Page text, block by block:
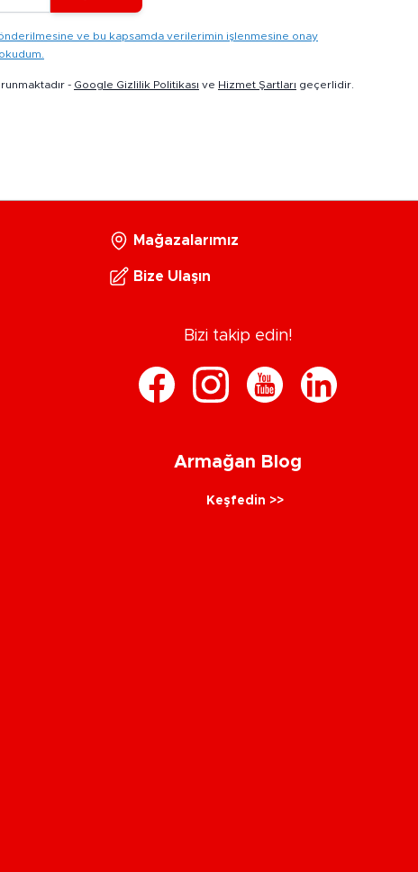
ve bu kapsamda verilerimin işlenmesine onay
- Google Gizlilik Politikası ve Hizmet Şartları geçerlidir.
Mağazalarımız
Bize Ulaşın
Bizi takip edin!
Armağan Blog
Keşfedin >>